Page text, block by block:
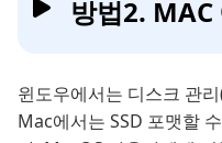
방법2. MAC
윈도우에서는 디스크 관
Mac에서는 SSD 포맷할